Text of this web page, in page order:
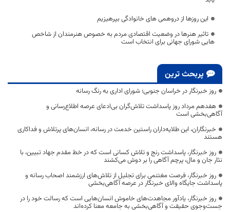
این روزها از دروهمی های خانوادگی بپرهیزیم
تاثیر هنرها در وضعیت اقتصادی مردم به خصوص هنرمندان از شاخص
هایی شورای جهانی برای انتخاب است
پربحث ترین
روز خبرنگار در خراسان جنوبی؛ شورای اداری به رنگ رسانه
هفدهم مرداد روز پاسداشت تلاش‌گران بی‌ادعای عرصه اطلاع‌رسانی و
آگاهی‌بخشی است
خبرنگاران، این طلایه‌داران راستین خدمت در رسانه، انسان‌های پرتلاش و فداکاری
هستند
روز خبرنگار، پاسداشت رنج و تلاش کسانی است که در خط مقدم جهاد تبیین، با
نثار جان و مال، پرچم آگاهی را بر دوش می‌کشند
روز خبرنگار، فرصت مغتنمی برای تجلیل از تلاش‌های ارزشمند اصحاب رسانه و
پاسداشت جایگاه والای خبرنگار در عرصه آگاهی‌بخشی
روز خبرنگار، یادآور مجاهدت‌های خاموش انسان‌هایی است که رسالت خود را در
جست‌وجوی حقیقت و آگاهی‌بخشی به جامعه معنا کرده‌اند